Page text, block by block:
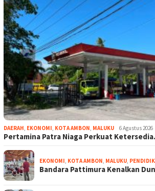
DAERAH EKONOMI KOTA AMBON MALUKU 6 Agustus 2026
Pertamina Patra Niaga Perkuat
EKONOMI KOTA AMBON MALUKU
Bandara Pattimura Kenalkan